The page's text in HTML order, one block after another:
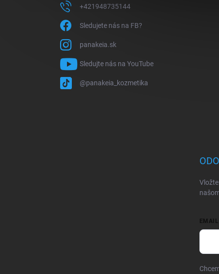
+421948735144
Sledujete nás na FB?
panakeia.sk
Sledujte nás na YouTube
@panakeia_kozmetika
EMAIL